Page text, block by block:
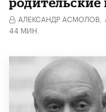
АЛЕКСАНДР АСМОЛОВ,
44 МИН.